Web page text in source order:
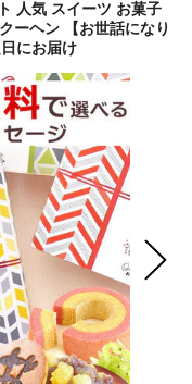
人気 スイーツ お菓子
ーヘン 【お世話になり
にお届け